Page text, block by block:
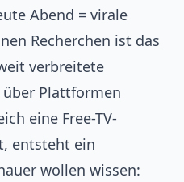
Abend = virale
Recherchen ist das
verbreitete
über Plattformen
eine Free-TV-
entsteht ein
wollen wissen: